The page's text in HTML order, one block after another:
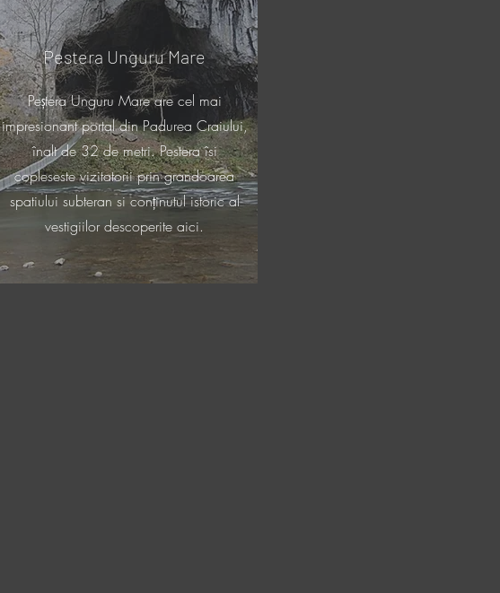
Pestera Unguru Mare
Peștera Unguru Mare are cel mai
impresionant portal din Padurea Craiului,
înalt de 32 de metri. Pestera îsi
copleseste vizitatorii prin grandoarea
spatiului subteran si conținutul istoric al
vestigiilor descoperite aici.